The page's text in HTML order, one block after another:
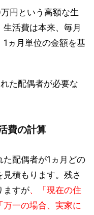
円という高額な生
活費は本来、毎月
ヵ月単位の金額を基
た配偶者が必要な
費の計算
配偶者が1ヵ月どの
積もります。残さ
ますが、「現在の住
万一の場合、実家に